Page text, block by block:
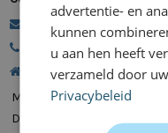
088 700 18 18
Kanaalweg 9, 5721 MZ
Maandag
Dinsdag
advertentie- en
kunnen
u aan hen heeft
verzameld door
Privacybeleid